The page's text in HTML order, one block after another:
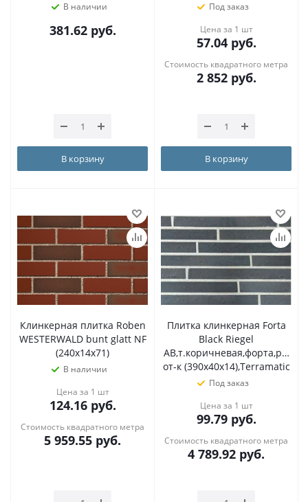
В наличии
381.62руб.
В корзину
Под заказ
Цена за 1 шт
57.04руб.
Стоимость квадратного метра
2 852руб.
В корзину
Клинкерная плитка Roben
WESTERWALD bunt glatt NF
(240x14x71)
В наличии
Цена за 1 шт
124.16руб.
Стоимость квадратного метра
5 959.55 руб.
Плитка клинкерная Forta
Black Riegel
от-к (390х40х14),Terramatic
Под заказ
Цена за 1 шт
99.79руб.
Стоимость квадратного метра
4 789.92 руб.